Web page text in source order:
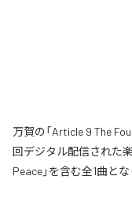
万賀の「Article 9 The
回デジタル配信された
Peace」を含む全1曲とな